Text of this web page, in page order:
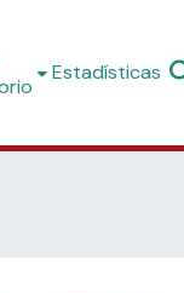
Estadísticas